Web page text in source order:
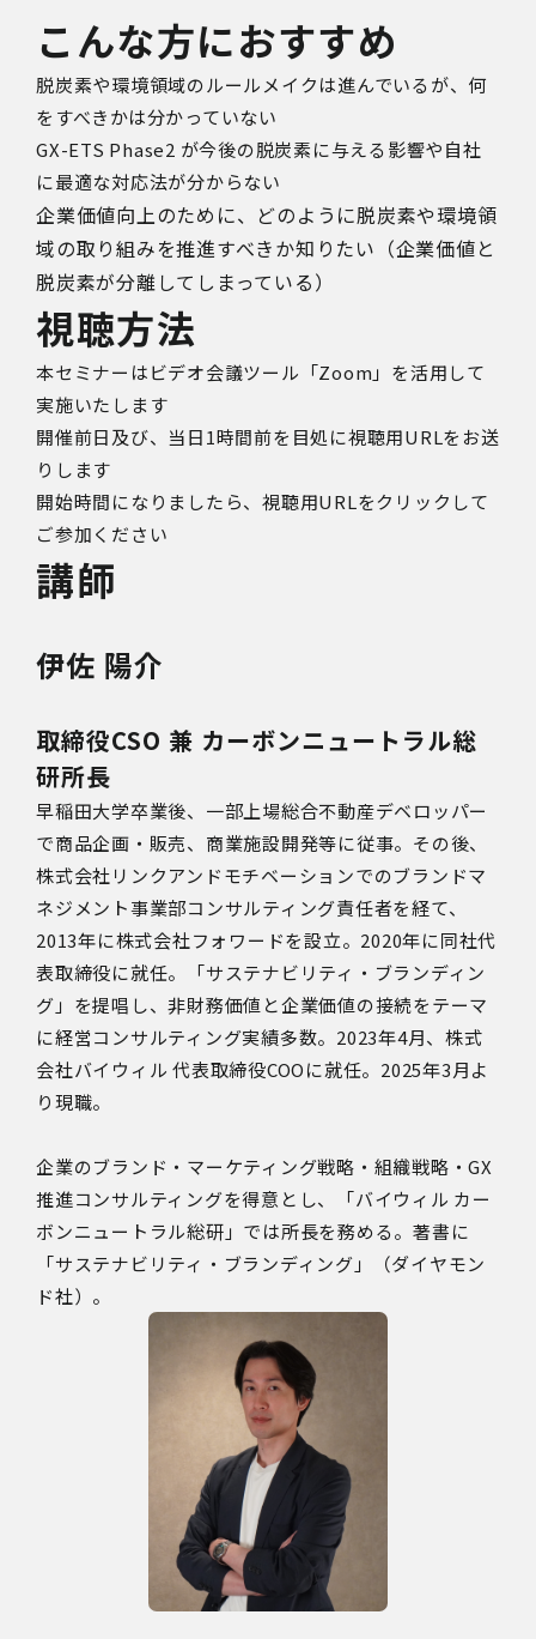
こんな方におすすめ
脱炭素や環境領域のルールメイクは進んでいるが、何
をすべきかは分かっていない
GX-ETS Phase2 が今後の脱炭素に与える影響や自社
に最適な対応法が分からない
企業価値向上のために、どのように脱炭素や環境領
域の取り組みを推進すべきか知りたい（企業価値と
脱炭素が分離してしまっている）
視聴方法
本セミナーはビデオ会議ツール「Zoom」を活用して
実施いたします
開催前日及び、 当日1時間前を目処に視聴用URLをお送
りします
開始時間になりましたら、視聴用URLをクリックして
ご参加ください
講師
伊佐 陽介
取締役CSO 兼 カーボンニュートラル総
研所長
早稲田大学卒業後、一部上場総合不動産デベロッパー
で商品企画・販売、商業施設開発等に従事。その後、
株式会社リンクアンドモチベーションでのブランドマ
ネジメント事業部コンサルティング責任者を経て、
2013年に株式会社フォワードを設立。2020年に同社代
表取締役に就任。「サステナビリティ・ブランディン
グ」を提唱し、非財務価値と企業価値の接続をテーマ
に経営コンサルティング実績多数。2023年4月、株式
会社バイウィル 代表取締役COOに就任。2025年3月よ
り現職。
企業のブランド・マーケティング戦略・組織戦略・GX
推進コンサルティングを得意とし、「バイウィル カー
ボンニュートラル総研」では所長を務める。著書に
「サステナビリティ・ブランディング」（ダイヤモン
ド社）。